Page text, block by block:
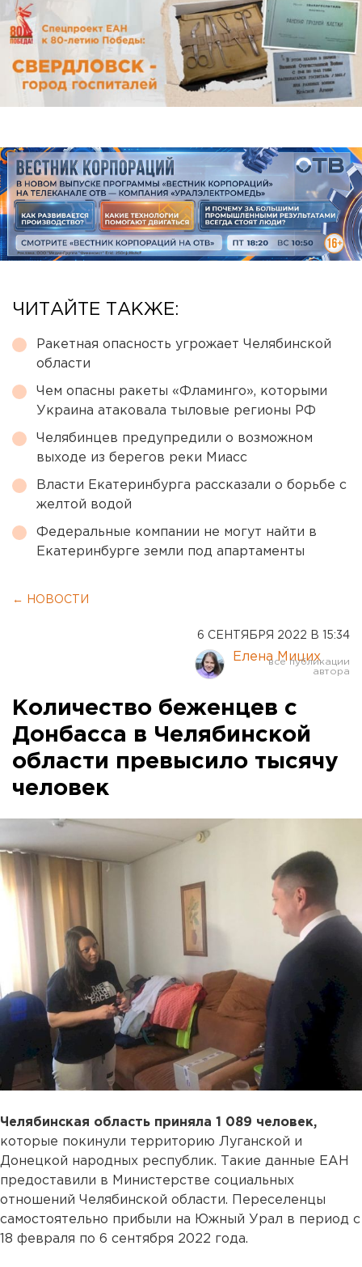
ЧИТАЙТЕ ТАКЖЕ:
Ракетная опасность угрожает Челябинской
области
Чем опасны ракеты «Фламинго», которыми
Украина атаковала тыловые регионы РФ
Челябинцев предупредили о возможном
выходе из берегов реки Миасс
Власти Екатеринбурга рассказали о борьбе с
желтой водой
Федеральные компании не могут найти в
Екатеринбурге земли под апартаменты
← НОВОСТИ
6 СЕНТЯБРЯ 2022 В 15:34
Елена Мицих
Количество беженцев с
Донбасса в Челябинской
области превысило тысячу
человек
Челябинская область приняла 1 089 человек,
которые покинули территорию Луганской и
Донецкой народных республик. Такие данные ЕАН
предоставили в Министерстве социальных
отношений Челябинской области. Переселенцы
самостоятельно прибыли на Южный Урал в период с
18 февраля по 6 сентября 2022 года.